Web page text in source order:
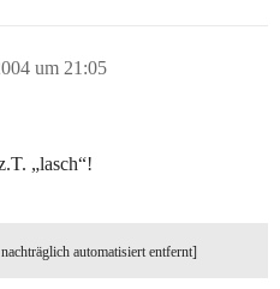
um 21:05
„lasch“!
automatisiert entfernt]